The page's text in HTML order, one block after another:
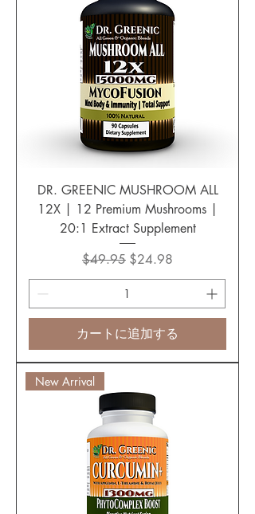
DR. GREENIC MUSHROOM ALL
12X | 12 Premium Mushrooms |
20:1 Extract Supplement
通常価格
$49.95 セール価格
$24.98
カートに追加する
New Arrival